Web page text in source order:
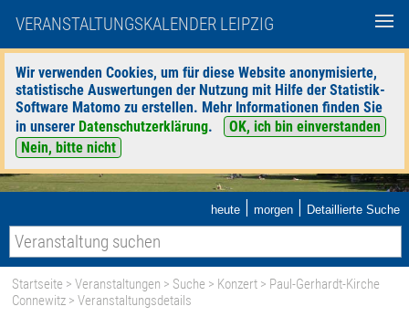
VERANSTALTUNGSKALENDER LEIPZIG
Wir verwenden Cookies, um für diese Website anonymisierte,
statistische Auswertungen der Nutzung mit Hilfe der Statistik-
Software Matomo zu erstellen. Mehr Informationen finden Sie
in unserer Datenschutzerklärung.
OK, ich bin einverstanden
Nein, bitte nicht
heute | morgen | Detaillierte Suche
Startseite >Veranstaltungen > Suche > Konzert > Paul-Gerhardt-Kirche
Connewitz > Veranstaltungsdetails